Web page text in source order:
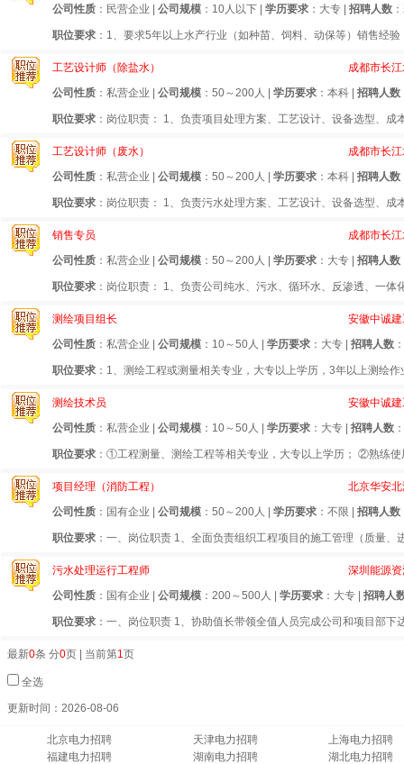
公司性质 ：民营企业 | 公司规模 ：10人以下 | 学历要求 ：大专 | 招聘人数
职位要求 ：1、要求5年以上水产行业（如种苗、饲料、动保等）销售经
工艺设计师（除盐水）
成都市长
公司性质 ：私营企业 | 公司规模 ：50～200人 | 学历要求 ：本科 | 招聘人数
职位要求 ：岗位职责： 1、负责项目处理方案、工艺设计、设备选型、
工艺设计师（废水）
成都市长
公司性质 ：私营企业 | 公司规模 ：50～200人 | 学历要求 ：本科 | 招聘人数
职位要求 ：岗位职责： 1、负责污水处理方案、工艺设计、设备选型、
销售专员
成都市长
公司性质 ：私营企业 | 公司规模 ：50～200人 | 学历要求 ：大专 | 招聘人数
职位要求 ：岗位职责： 1、负责公司纯水、污水、循环水、反渗透、一
测绘项目组长
安徽中诚
公司性质 ：私营企业 | 公司规模 ：10～50人 | 学历要求 ：大专 | 招聘人数
职位要求 ：1、测绘工程或测量相关专业，大专以上学历，3年以上测绘
测绘技术员
安徽中诚
公司性质 ：私营企业 | 公司规模 ：10～50人 | 学历要求 ：大专 | 招聘人数
职位要求 ：①工程测量、测绘工程等相关专业，大专以上学历； ②熟练
项目经理（消防工程）
北京华安
公司性质 ：国有企业 | 公司规模 ：50～200人 | 学历要求 ：不限 | 招聘人数
职位要求 ：一、岗位职责 1、全面负责组织工程项目的施工管理（质量
污水处理运行工程师
深圳能源
公司性质 ：国有企业 | 公司规模 ：200～500人 | 学历要求 ：大专 | 招聘人
职位要求 ：一、岗位职责 1、协助值长带领全值人员完成公司和项目部
最新0条 分0页 | 当前第1页
全选
更新时间：2026-08-06
北京电力招聘 天津电力招聘
上海电力招聘
福建电力招聘
湖南电力招聘
湖北电力招聘